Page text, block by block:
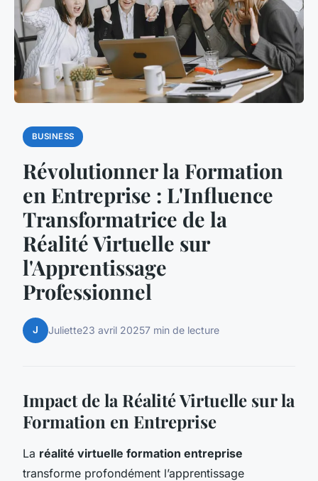
BUSINESS
Révolutionner la Formation
en Entreprise : L'Influence
Transformatrice de la
Réalité Virtuelle sur
l'Apprentissage
Professionnel
J Juliette23 avril 20257 min de lecture
Impact de la Réalité Virtuelle sur la
Formation en Entreprise
La réalité virtuelle formation entreprise
transforme profondément l’apprentissage